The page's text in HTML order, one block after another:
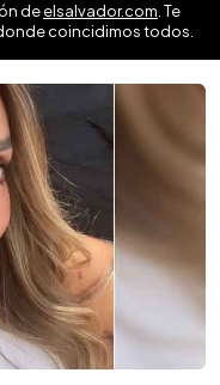
deelsalvador.com . Te
coincidimos todos.